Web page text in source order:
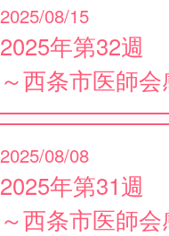
2025/08/15
2025年第32週
～西条市医師
2025/08/08
2025年第31週
～西条市医師